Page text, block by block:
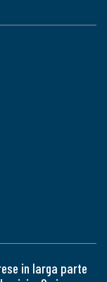
in larga parte